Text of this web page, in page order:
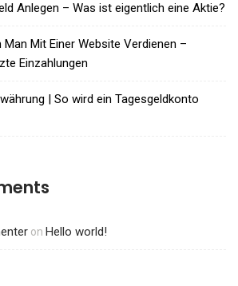
Anlegen – Was ist eigentlich eine Aktie?
Man Mit Einer Website Verdienen –
Einzahlungen
| So wird ein Tagesgeldkonto
on Hello world!